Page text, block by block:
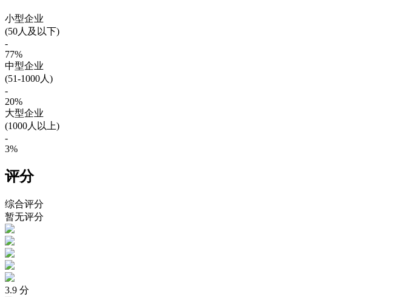
小型企业
(50人及以下)
-
77%
中型企业
(51-1000人)
-
20%
大型企业
(1000人以上)
-
3%
评分
综合评分
暂无评分
3.9 分